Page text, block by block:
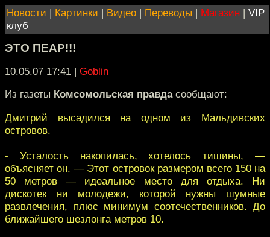
Новости | Картинки | Видео | Переводы | Магазин | VIP
клуб
ЭТО ПЕАР!!!
10.05.07 17:41 | Goblin
Из газеты Комсомольская правдасообщают:
Дмитрий высадился на одном из Мальдивских
островов.
- Усталость накопилась, хотелось тишины, —
объясняет он. — Этот островок размером всего 150 на
50 метров — идеальное место для отдыха. Ни
дискотек ни молодежи, которой нужны шумные
развлечения, плюс минимум соотечественников. До
ближайшего шезлонга метров 10.